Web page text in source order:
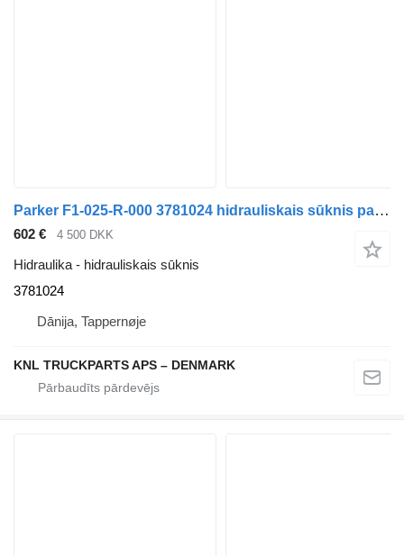
Parker F1-025-R-000 3781024 hidrauliskais sūknis paredzēts kravas automašīnas
602 € 4 500 DKK
Hidraulika - hidrauliskais sūknis
3781024
Dānija, Tappernøje
KNL TRUCKPARTS APS – DENMARK